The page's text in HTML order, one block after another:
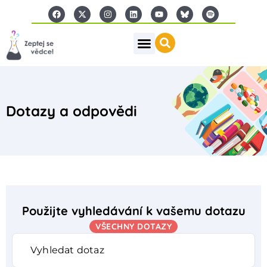
Dotazy a odpovědi
Použijte vyhledávání k vašemu dotazu
VŠECHNY DOTAZY